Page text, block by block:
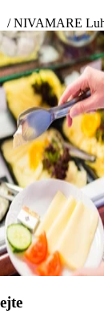
/ NIVAMARE